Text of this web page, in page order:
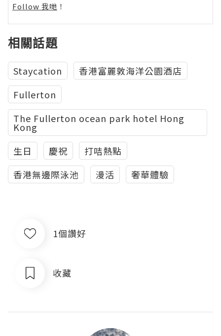
Follow 我哋 ！
相關話題
Staycation
香港富麗敦海洋公園酒店
Fullerton
The Fullerton ocean park hotel Hong
Kong
生日
慶祝
打咭熱點
香港無邊際泳池
漫活 奢華體驗
1個讚好
收藏